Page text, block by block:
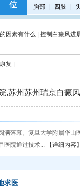
胸部
四肢
因素有什么 控制白癜风进
复
,苏州苏州瑞京白癜
落幕。复旦大学附属华山
医院通过技术...
【详细内容
求医